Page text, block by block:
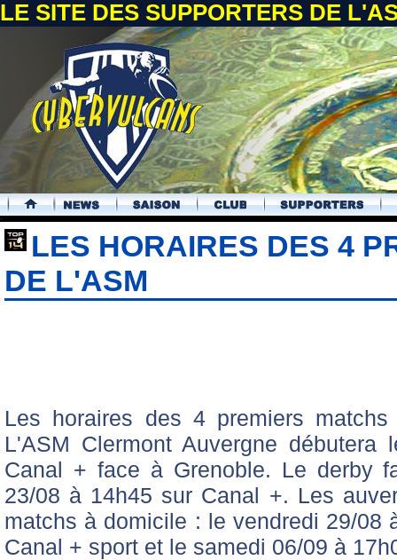
LE SITE DES SUPPORTERS DE
.
LES HORAIRES DES 4
DE L'ASM
Les horaires des 4 premiers
L'ASM Clermont Auvergne
Canal + face à Grenoble. Le derby
23/08 à 14h45 sur Canal +. Les
matchs à domicile : le vendredi 29/08
Canal + sport et le samedi 06/09 à